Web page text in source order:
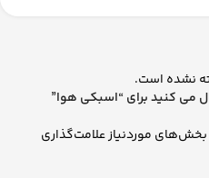
نشده است.
می کنید برای “اسبكي هوا”
بخش‌های موردنیاز علامت‌گذاری